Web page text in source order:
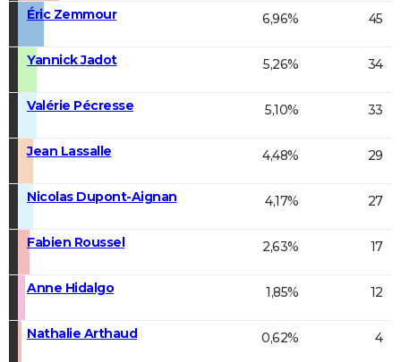
Éric Zemmour 6,96% 45
Yannick Jadot 5,26% 34
Valérie Pécresse 5,10% 33
Jean Lassalle 4,48% 29
Nicolas Dupont-Aignan 4,17% 27
Fabien Roussel 2,63% 17
Anne Hidalgo 1,85% 12
Nathalie Arthaud 0,62% 4